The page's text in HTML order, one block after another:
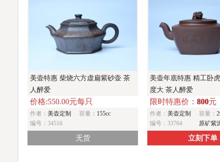
美壶特惠 柴烧六方虚扁紫砂壶 茶
人醉爱
价格:550.00元每只
作者： 美壶定制 容量： 155cc
编号：34516
无货
美壶年底特惠 精工卧
度大 茶人醉爱
限时特惠价： 800元
作者： 美壶定制 容量：
编号：33764
原矿紫
立刻下单